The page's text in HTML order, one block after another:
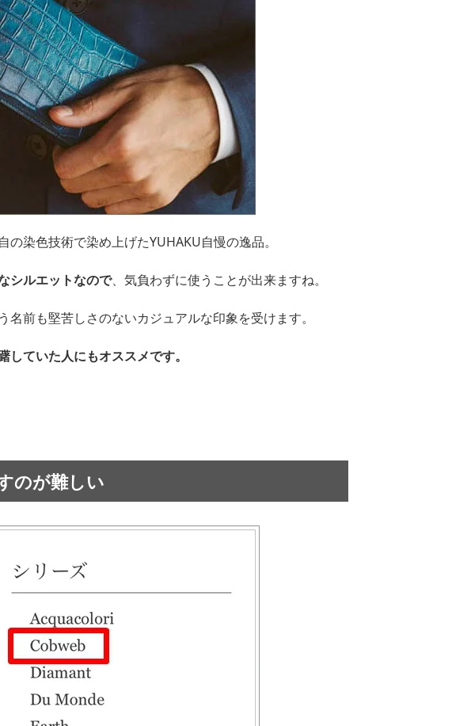
染色技術で染め上げたYUHAKU自慢の逸品。
シルエットなので、気負わずに使うことが出来ますね。
前も堅苦しさのないカジュアルな印象を受けます。
ていた人にもオススメです。
のが難しい